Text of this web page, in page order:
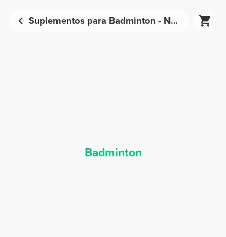
Suplementos para Badminton - Nutrição Desportiva | Prozis
Badminton